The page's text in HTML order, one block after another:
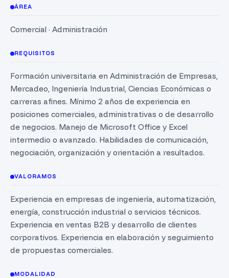
ÁREA
Comercial · Administración
REQUISITOS
Formación universitaria en Administración de Empresas,
Mercadeo, Ingeniería Industrial, Ciencias Económicas o
carreras afines. Mínimo 2 años de experiencia en
posiciones comerciales, administrativas o de desarrollo
de negocios. Manejo de Microsoft Office y Excel
intermedio o avanzado. Habilidades de comunicación,
negociación, organización y orientación a resultados.
VALORAMOS
Experiencia en empresas de ingeniería, automatización,
energía, construcción industrial o servicios técnicos.
Experiencia en ventas B2B y desarrollo de clientes
corporativos. Experiencia en elaboración y seguimiento
de propuestas comerciales.
MODALIDAD